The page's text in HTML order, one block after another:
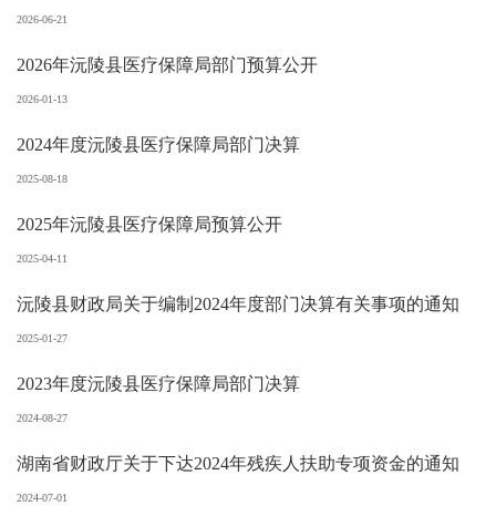
2026-06-21
2026年沅陵县医疗保障局部门预算公开
2026-01-13
2024年度沅陵县医疗保障局部门决算
2025-08-18
2025年沅陵县医疗保障局预算公开
2025-04-11
沅陵县财政局关于编制2024年度部门决算有关事项的通知
2025-01-27
2023年度沅陵县医疗保障局部门决算
2024-08-27
湖南省财政厅关于下达2024年残疾人扶助专项资金的通知
2024-07-01